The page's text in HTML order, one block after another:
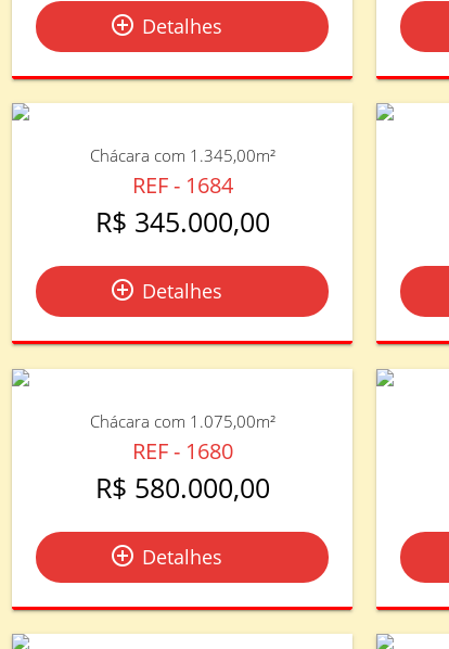
add_circle_outline Detalhes
Chácara com 1.345,00m²
REF - 1684
R$ 345.000,00
add_circle_outline Detalhes
Chácara com 1.075,00m²
REF - 1680
R$ 580.000,00
add_circle_outline Detalhes